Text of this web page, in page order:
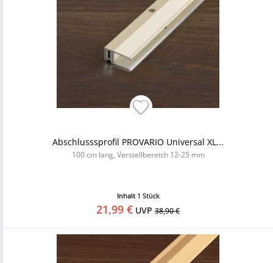
Abschlusssprofil PROVARIO Universal XL...
100 cm lang, Verstellbereich 12-25 mm
Inhalt 1 Stück
21,99 € UVP 38,90 €